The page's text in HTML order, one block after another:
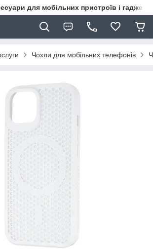
для мобільних пристроїв і гаджети
Чохли для мобільних телефонів